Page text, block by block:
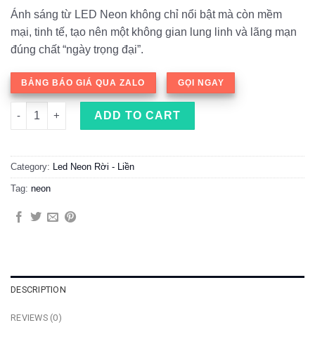
Ánh sáng từ LED Neon không chỉ nổi bật mà còn mềm
mại, tinh tế, tạo nên một không gian lung linh và lãng mạn
đúng chất “ngày trọng đại”.
BẢNG BÁO GIÁ QUA ZALO GỌI NGAY
Thiết kế bảng hiệu Led neon đám cưới tùy chỉnh quantity
ADD TO CART
Category: Led Neon Rời - Liền
Tag: neon
DESCRIPTION
REVIEWS (0)